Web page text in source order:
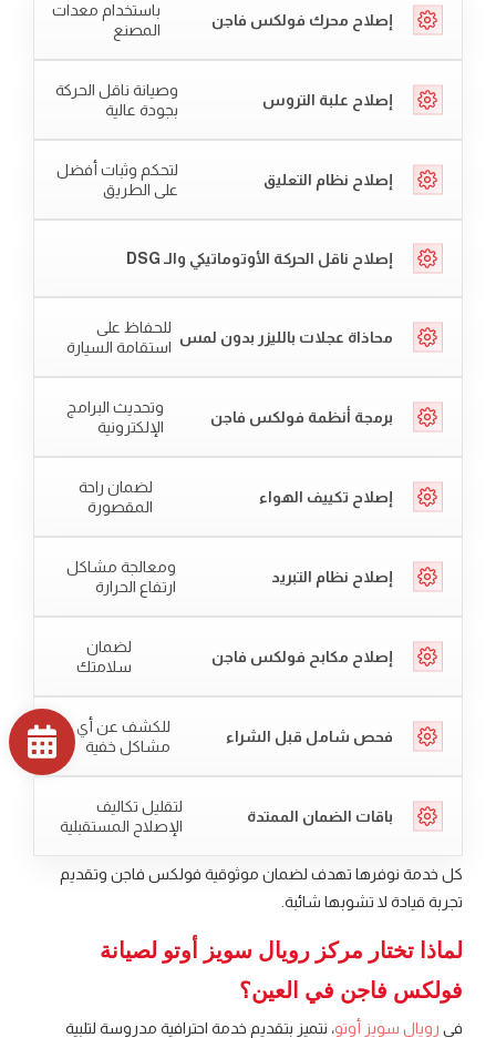
إصلاح محرك فولكس فاجن
باستخدام معدات
المصنع
إصلاح علبة التروس
وصيانة ناقل الحركة
بجودة عالية
إصلاح نظام التعليق
لتحكم وثبات أفضل
على الطريق
إصلاح ناقل الحركة الأوتوماتيكي والـ DSG
محاذاة عجلات بالليزر بدون لمس
للحفاظ على
استقامة السيارة
برمجة أنظمة فولكس فاجن
وتحديث البرامج
الإلكترونية
إصلاح تكييف الهواء
لضمان راحة
المقصورة
إصلاح نظام التبريد
ومعالجة مشاكل
ارتفاع الحرارة
إصلاح مكابح فولكس فاجن
لضمان
سلامتك
فحص شامل قبل الشراء
للكشف عن أي
مشاكل خفية
باقات الضمان الممتدة
لتقليل تكاليف
الإصلاح المستقبلية
كل خدمة نوفرها تهدف لضمان موثوقية فولكس فاجن وتقديم
تجربة قيادة لا تشوبها شائبة.
لماذا تختار مركز رويال سويز أوتو لصيانة
فولكس فاجن في العين؟
في رويال سويز أوتو، نتميز بتقديم خدمة احترافية مدروسة لتلبية